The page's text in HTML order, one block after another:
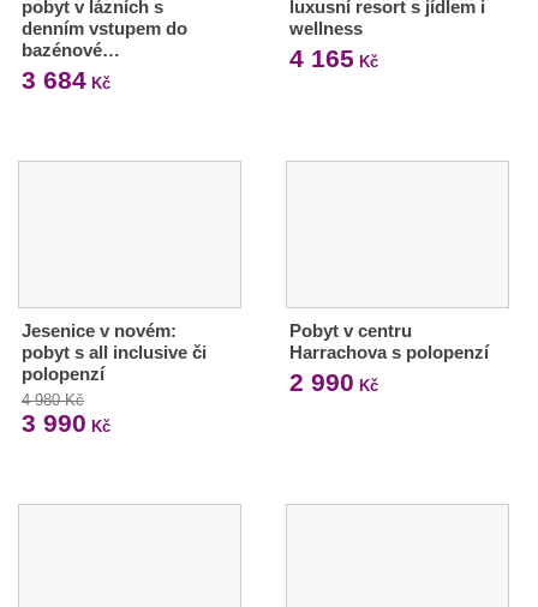
pobyt v lázních s
denním vstupem do
bazénové…
3 684 Kč
luxusní resort s jídlem i
wellness
4 165 Kč
Jesenice v novém:
pobyt s all inclusive či
polopenzí
4 980 Kč
3 990 Kč
Pobyt v centru
Harrachova s polopenzí
2 990 Kč